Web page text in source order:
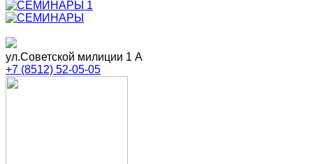
ул.Советской милиции 1 А
+7 (8512) 52-05-05